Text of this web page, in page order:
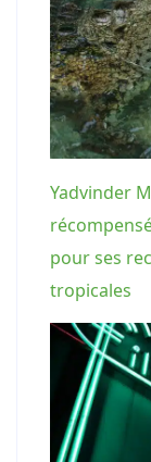
Yadvinder
pour ses
tropicales